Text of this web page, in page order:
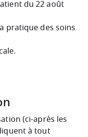
du 22 août
pratique des soins
(ci-après les
à tout